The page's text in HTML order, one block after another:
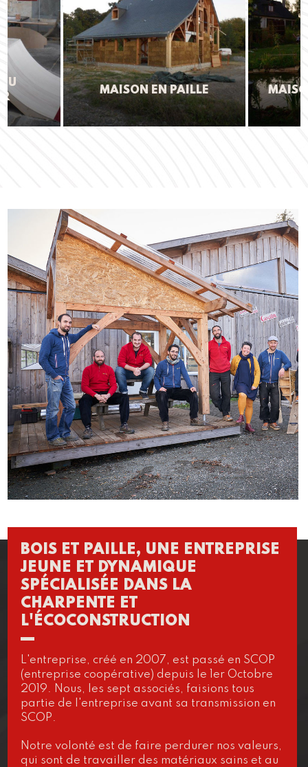
MAISON EN PAILLE
BOIS ET PAILLE, UNE ENTREPRISE
JEUNE ET DYNAMIQUE
SPÉCIALISÉE DANS LA
CHARPENTE ET
L'ÉCOCONSTRUCTION
L'entreprise, créé en 2007, est passé en SCOP
(entreprise coopérative) depuis le 1er Octobre
2019. Nous, les sept associés, faisions tous
partie de l'entreprise avant sa transmission en
SCOP.
Notre volonté est de faire perdurer nos valeurs,
qui sont de travailler des matériaux sains et au